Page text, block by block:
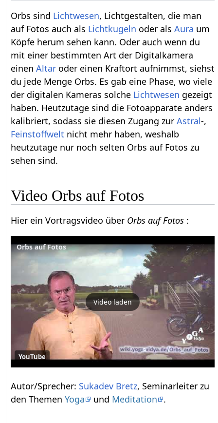
Orbs sind Lichtwesen, Lichtgestalten, die man
auf Fotos auch als Lichtkugeln oder alsAura um
Köpfe herum sehen kann. Oder auch wenn du
mit einer bestimmten Art der Digitalkamera
einenAltar oder einen Kraftort aufnimmst, siehst
du jede Menge Orbs. Es gab eine Phase, wo viele
der digitalen Kameras solche Lichtwesen gezeigt
haben. Heutzutage sind die Fotoapparate anders
kalibriert, sodass sie diesen Zugang zurAstral-,
Feinstoffwelt nicht mehr haben, weshalb
heutzutage nur noch selten Orbs auf Fotos zu
sehen sind.
Video Orbs auf Fotos
Hier ein Vortragsvideo über Orbs auf Fotos :
Orbs auf Fotos
Video laden
YouTube
Autor/Sprecher: Sukadev Bretz, Seminarleiter zu
den ThemenYoga und Meditation .